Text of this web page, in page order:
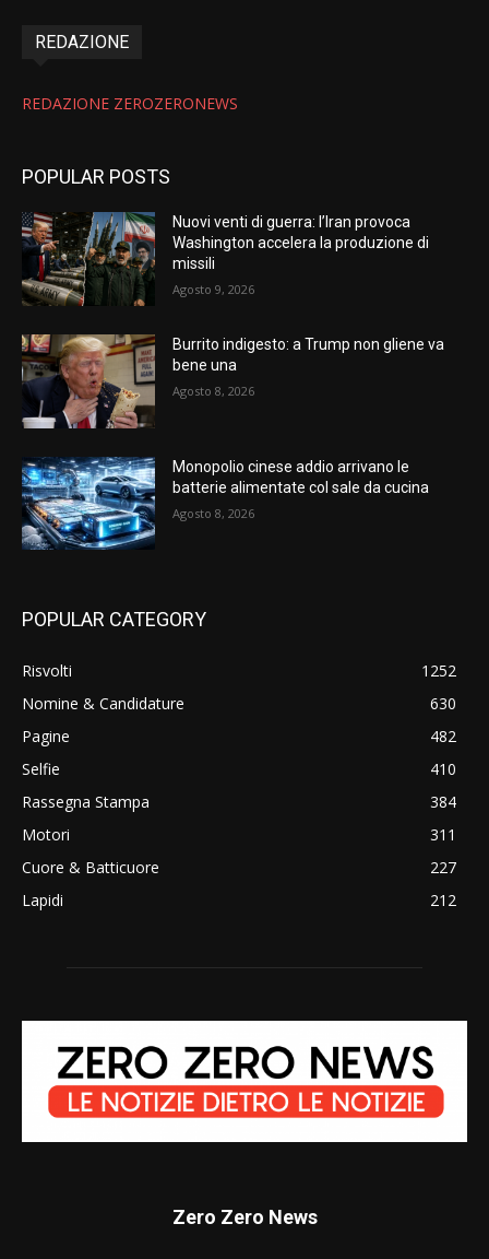
REDAZIONE
REDAZIONE ZEROZERONEWS
POPULAR POSTS
Nuovi venti di guerra: l’Iran provoca
Washington accelera la produzione di
missili
Agosto 9, 2026
Burrito indigesto: a Trump non gliene va
bene una
Agosto 8, 2026
Monopolio cinese addio arrivano le
batterie alimentate col sale da cucina
Agosto 8, 2026
POPULAR CATEGORY
Risvolti
1252
Nomine & Candidature
630
Pagine
482
Selfie
410
Rassegna Stampa
384
Motori
311
Cuore & Batticuore
227
Lapidi
212
Zero Zero News